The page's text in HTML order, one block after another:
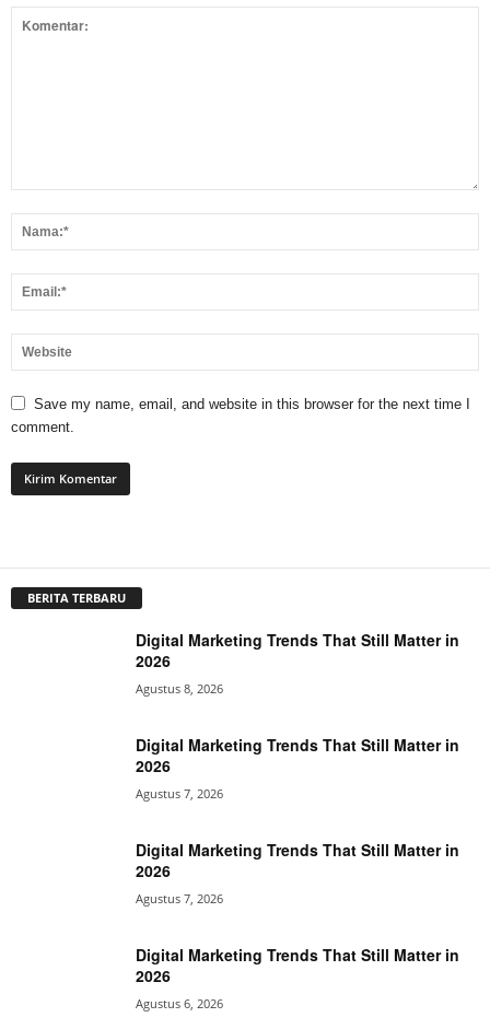
Save my name, email, and website in this browser for the next time I
comment.
BERITA TERBARU
Digital Marketing Trends That Still Matter in
2026
Agustus 8, 2026
Digital Marketing Trends That Still Matter in
2026
Agustus 7, 2026
Digital Marketing Trends That Still Matter in
2026
Agustus 7, 2026
Digital Marketing Trends That Still Matter in
2026
Agustus 6, 2026